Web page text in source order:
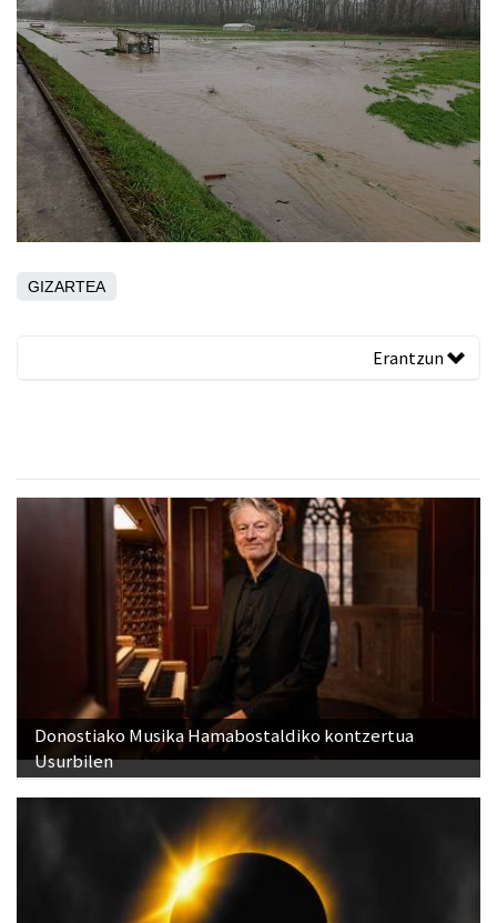
GIZARTEA
Erantzun
Donostiako Musika Hamabostaldiko kontzertua
Usurbilen